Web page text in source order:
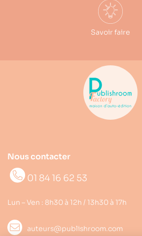
Savoir faire
Nous contacter
01 84 16 62 53
Lun – Ven : 8h30 à 12h / 13h30 à 17h
auteurs@publishroom.com